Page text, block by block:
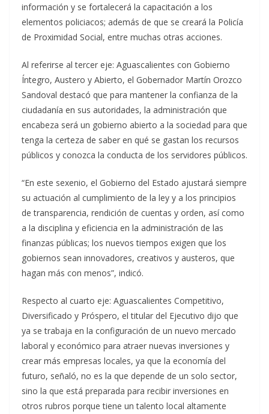
información y se fortalecerá la capacitación a los
elementos policiacos; además de que se creará la Policía
de Proximidad Social, entre muchas otras acciones.
Al referirse al tercer eje: Aguascalientes con Gobierno
Íntegro, Austero y Abierto, el Gobernador Martín Orozco
Sandoval destacó que para mantener la confianza de la
ciudadanía en sus autoridades, la administración que
encabeza será un gobierno abierto a la sociedad para que
tenga la certeza de saber en qué se gastan los recursos
públicos y conozca la conducta de los servidores públicos.
“En este sexenio, el Gobierno del Estado ajustará siempre
su actuación al cumplimiento de la ley y a los principios
de transparencia, rendición de cuentas y orden, así como
a la disciplina y eficiencia en la administración de las
finanzas públicas; los nuevos tiempos exigen que los
gobiernos sean innovadores, creativos y austeros, que
hagan más con menos”, indicó.
Respecto al cuarto eje: Aguascalientes Competitivo,
Diversificado y Próspero, el titular del Ejecutivo dijo que
ya se trabaja en la configuración de un nuevo mercado
laboral y económico para atraer nuevas inversiones y
crear más empresas locales, ya que la economía del
futuro, señaló, no es la que depende de un solo sector,
sino la que está preparada para recibir inversiones en
otros rubros porque tiene un talento local altamente